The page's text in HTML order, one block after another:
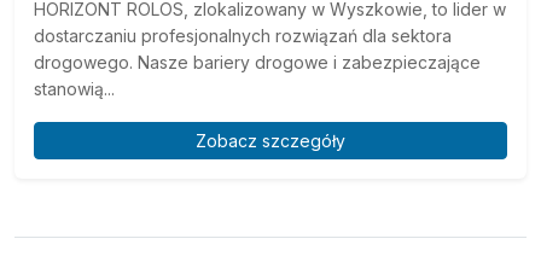
HORIZONT ROLOS, zlokalizowany w Wyszkowie, to lider w
dostarczaniu profesjonalnych rozwiązań dla sektora
drogowego. Nasze bariery drogowe i zabezpieczające
stanowią...
Zobacz szczegóły